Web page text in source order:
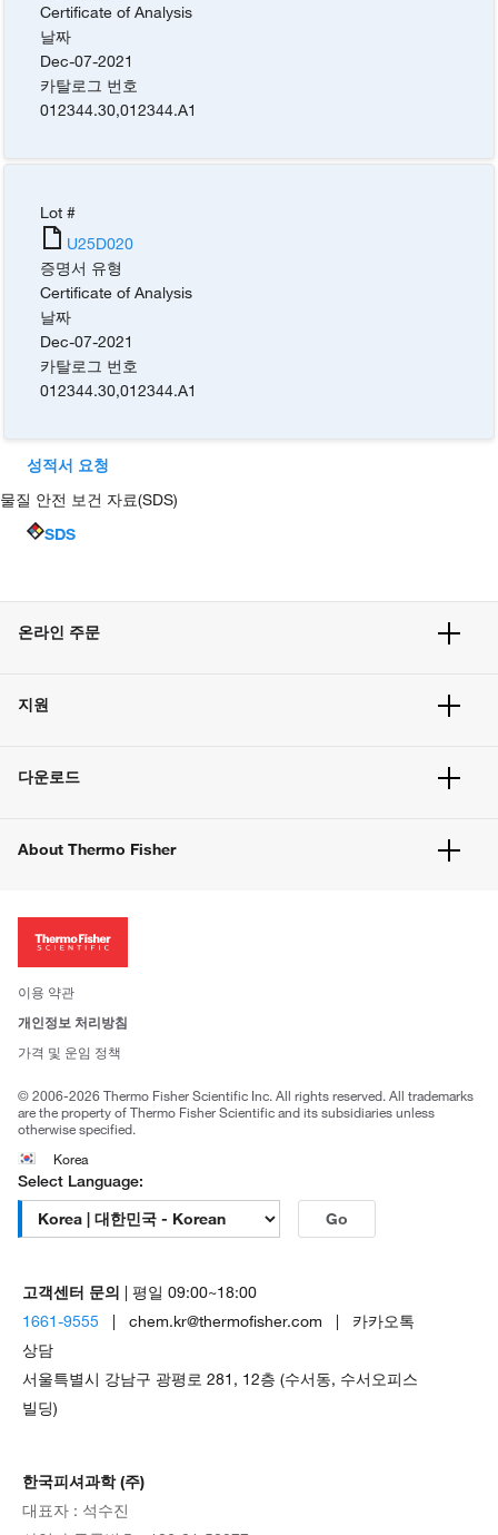
Certificate of Analysis
날짜
Dec-07-2021
카탈로그 번호
012344.30,012344.A1
Lot #
U25D020
증명서 유형
Certificate of Analysis
날짜
Dec-07-2021
카탈로그 번호
012344.30,012344.A1
성적서 요청
물질 안전 보건 자료(SDS)
SDS
온라인 주문
주문 방법
벌크 주문
지원
고객 센터
웹사이트 개선사항
다운로드
About Thermo Fisher
투자자
사회적 책임
브랜드
이용 약관
개인정보 처리방침
가격 및 운임 정책
© 2006-2026 Thermo Fisher Scientific Inc. All rights reserved. All trademarks
are the property of Thermo Fisher Scientific and its subsidiaries unless
otherwise specified.
Korea
Select Language:
Go
고객센터 문의 | 평일 09:00~18:00
1661-9555 | chem.kr@thermofisher.com | 카카오톡
상담
서울특별시 강남구 광평로 281, 12층 (수서동, 수서오피스
빌딩)
한국피셔과학 (주)
대표자 : 석수진